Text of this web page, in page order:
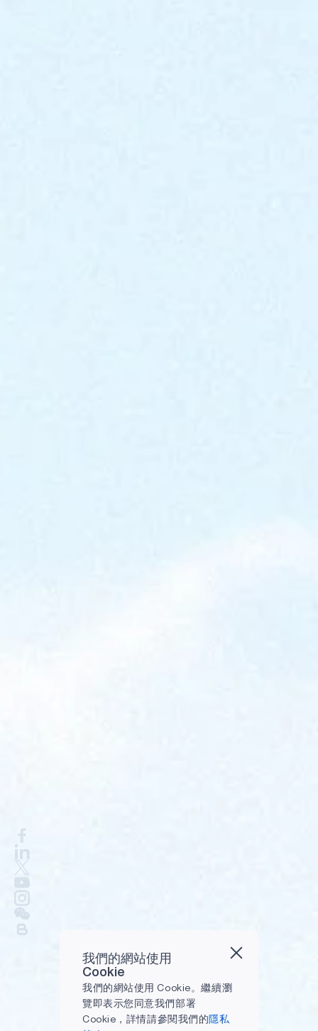
我們的網站使用
Cookie
我們的網站使用 Cookie。繼續瀏
覽即表示您同意我們部署
Cookie，詳情請參閱我們的隱私